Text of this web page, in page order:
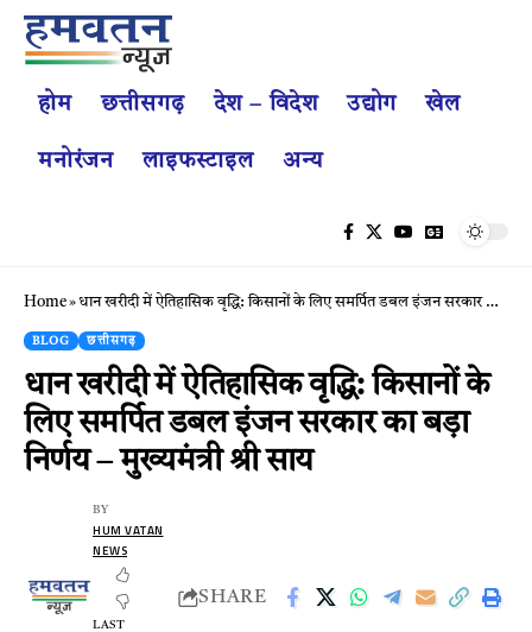
होम छत्तीसगढ़ देश – विदेश उद्योग खेल
मनोरंजन लाइफस्टाइल अन्य
Home»धान खरीदी में ऐतिहासिक वृद्धि: किसानों के लिए समर्पित डबल इंजन सरकार का बड़ा निर्णय – मुख्यमंत्री श्री साय
BLOG छत्तीसगढ़
धान खरीदी में ऐतिहासिक वृद्धि: किसानों के
लिए समर्पित डबल इंजन सरकार का बड़ा
निर्णय – मुख्यमंत्री श्री साय
LAST
BY
HUM VATAN
NEWS
SHARE